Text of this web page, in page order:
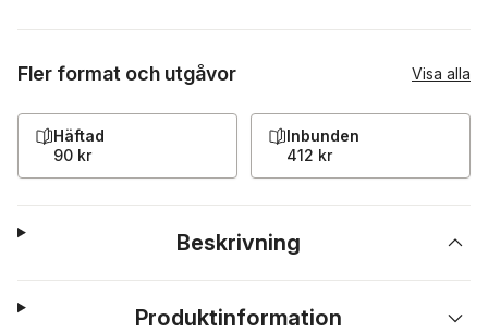
Fler format och utgåvor Visa alla
Häftad
90 kr
Inbunden
412 kr
Beskrivning
Produktinformation